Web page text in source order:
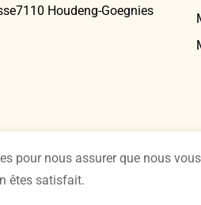
7110 Houdeng-Goegnies
de confidentialité
pour nous assurer que nous
êtes satisfait.